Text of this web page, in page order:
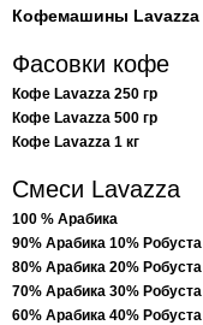
Кофемашины Lavazza
Фасовки кофе
Кофе Lavazza 250 гр
Кофе Lavazza 500 гр
Кофе Lavazza 1 кг
Смеси Lavazza
100 % Арабика
90% Арабика 10% Робуста
80% Арабика 20% Робуста
70% Арабика 30% Робуста
60% Арабика 40% Робуста